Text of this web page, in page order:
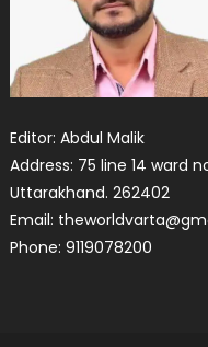
Editor: Abdul Malik
Address: 75 line 14 ward
Uttarakhand. 262402
Email:
Phone: 9119078200